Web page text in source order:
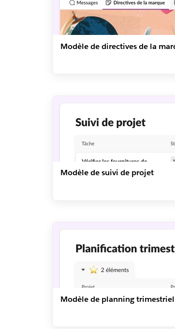
Modèle de directives de la
Modèle de suivi de projet
Modèle de planning trimestriel